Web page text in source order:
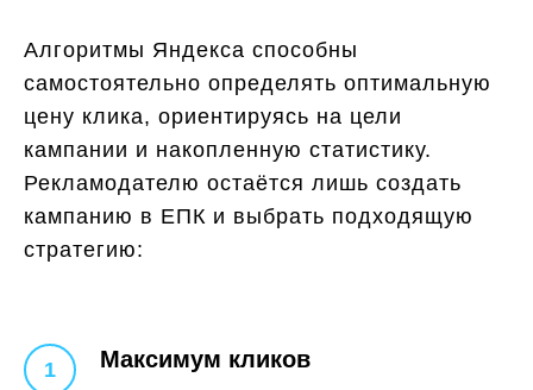
Алгоритмы Яндекса способны
самостоятельно определять оптимальную
цену клика, ориентируясь на цели
кампании и накопленную статистику.
Рекламодателю остаётся лишь создать
кампанию в ЕПК и выбрать подходящую
стратегию:
Максимум кликов